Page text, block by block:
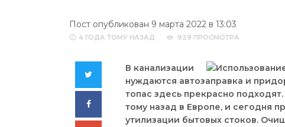
Пост опубликован 9 марта 2022 в 13:03
4 ГОДА ТОМУ НАЗАД 929 ПРОСМОТРА
Facebook
В канализации
нуждаются автозаправка и
топас здесь прекрасно
тому назад в Европе, и сегодня
утилизации бытовых стоков.